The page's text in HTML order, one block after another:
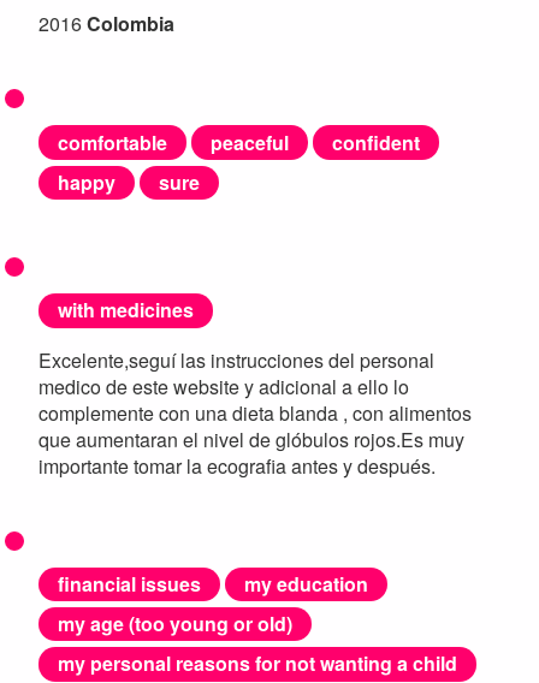
2016Colombia
comfortable peaceful
confident
happy
sure
with medicines
Excelente,seguí las instrucciones del personal
medico de este website y adicional a ello lo
complemente con una dieta blanda , con alimentos
que aumentaran el nivel de glóbulos rojos.Es muy
importante tomar la ecografia antes y después.
financial issues
my education
my age (too young or old)
my personal reasons for not wanting a child